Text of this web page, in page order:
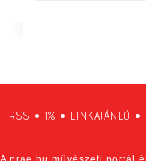
RSS • 1% • LINKAJÁNLÓ •